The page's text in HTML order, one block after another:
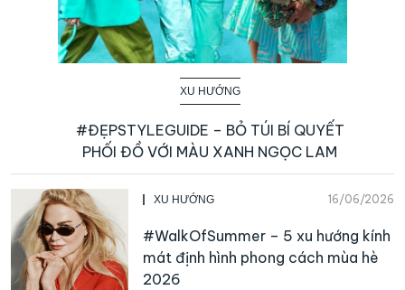
XU HƯỚNG
#ĐẸPSTYLEGUIDE – BỎ TÚI BÍ QUYẾT
PHỐI ĐỒ VỚI MÀU XANH NGỌC LAM
XU HƯỚNG 16/06/2026
#WalkOfSummer – 5 xu hướng kính
mát định hình phong cách mùa hè
2026